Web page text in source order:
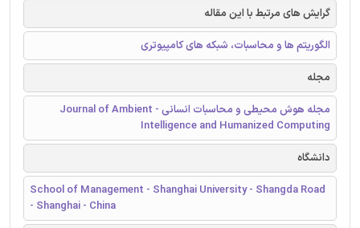
گرایش های مرتبط با این مقاله
الگوریتم ها و محاسبات، شبکه های کامپیوتری
مجله
مجله هوش محیطی و محاسبات انسانی - Journal of Ambient
Intelligence and Humanized Computing
دانشگاه
School of Management - Shanghai University - Shangda Road
- Shanghai - China